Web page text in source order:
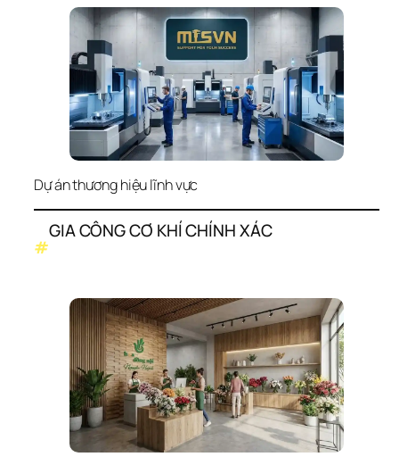
Dự án thương hiệu lĩnh vực
#
GIA CÔNG CƠ KHÍ CHÍNH XÁC